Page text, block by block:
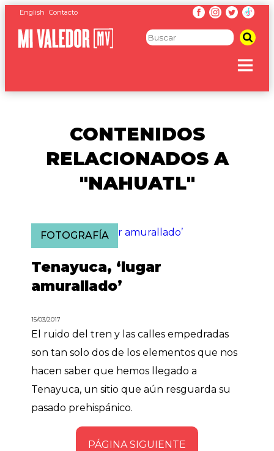
English Contacto
CONTENIDOS
RELACIONADOS A
"NAHUATL"
FOTOGRAFÍA
Tenayuca, ‘lugar
amurallado’
15/03/2017
El ruido del tren y las calles empedradas
son tan solo dos de los elementos que nos
hacen saber que hemos llegado a
Tenayuca, un sitio que aún resguarda su
pasado prehispánico.
PÁGINA SIGUIENTE